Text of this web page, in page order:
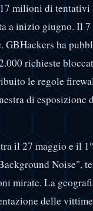
milioni di
a inizio giugno. Il
ha
richieste
le regole
di
il 27 maggio e il
Noise",
mirate. La
delle